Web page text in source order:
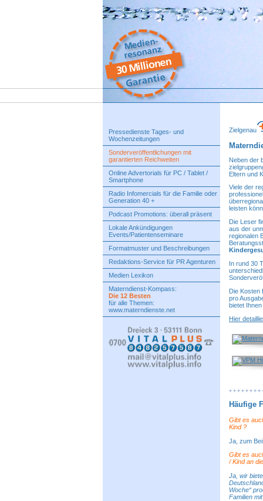
Pressedienste Tages- und
Wochenzeitungen
Sonderveröffentlichungen mit
garantierten Reichweiten
Online Advertorials für PC / Tablet /
Smartphone
Radio Infomercials für die Familie oder
Generation 40 +
Podcast Promotions: überall präsent
Lokale Ankündigungen
Events/Patientenseminare
Formatmuster und Beschreibungen
Redaktions-Service für PR Agenturen
Medien Lexikon
Materndienst-Kompass:
Die 12 Besten
für alle Themen:
www.materndienste.net
Zielgenau
Neben der
Eltern und
Viele der
leisten
Die Leser
aus der
regionalen
In rund 30
Die Kosten
pro
bietet
Hier
Häufige
Gibt es
Kind?
Ja, zum
Gibt es
/ Kindan
Ja, wir
Woche“
Familien